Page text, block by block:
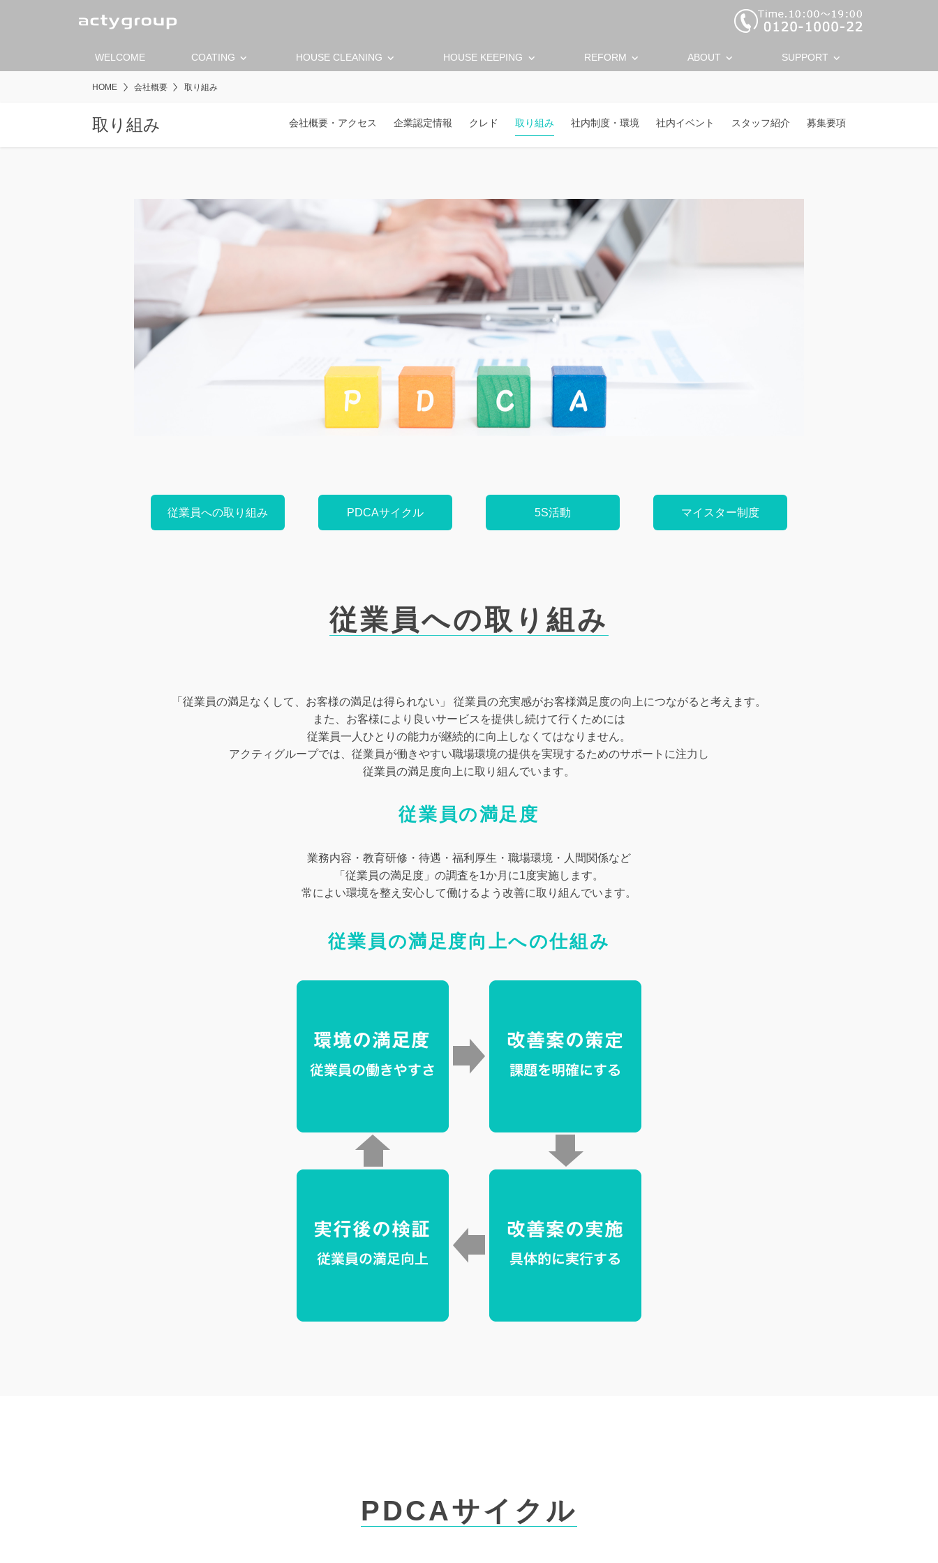
WELCOME COATING keyboard_arrow_down HOUSE CLEANING keyboard_arrow_down HOUSE KEEPING keyboard_arrow_down REFORM keyboard_arrow_down ABOUT keyboard_arrow_down SUPPORT keyboard_arrow_down
HOME 会社概要 取り組み
取り組み 会社概要・アクセス 企業認定情報 クレド 取り組み 社内制度・環境 社内イベント スタッフ紹介 募集要項
従業員への取り組み PDCAサイクル 5S活動 マイスター制度
従業員への取り組み
「従業員の満足なくして、お客様の満足は得られない」 従業員の充実感がお客様満足度の向上につながると考えます。
また、お客様により良いサービスを提供し続けて行くためには
従業員一人ひとりの能力が継続的に向上しなくてはなりません。
アクティグループでは、従業員が働きやすい職場環境の提供を実現するためのサポートに注力し
従業員の満足度向上に取り組んでいます。
従業員の満足度
業務内容・教育研修・待遇・福利厚生・職場環境・人間関係など
「従業員の満足度」の調査を1か月に1度実施します。
常によい環境を整え安心して働けるよう改善に取り組んでいます。
従業員の満足度向上への仕組み
PDCAサイクル